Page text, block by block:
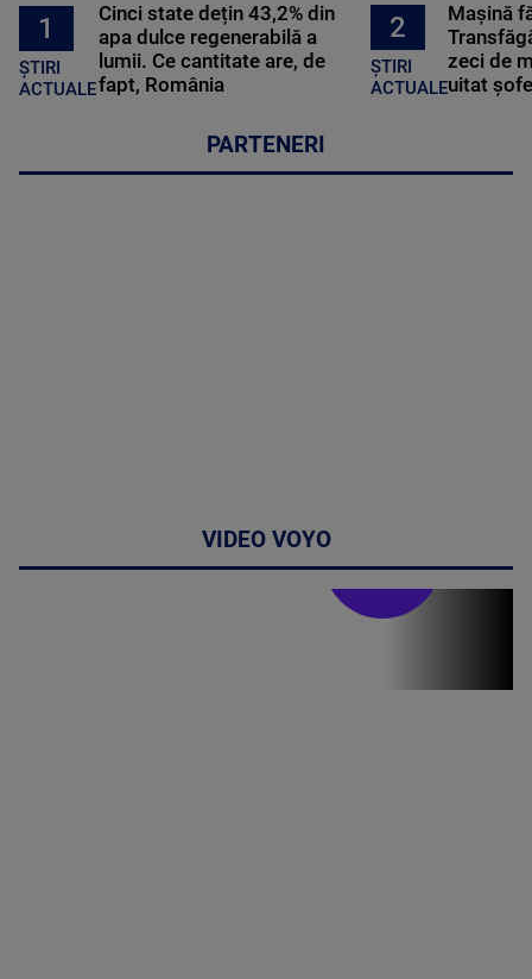
1
ȘTIRI
ACTUALE
Cinci state dețin 43,2% din
apa dulce regenerabilă a
lumii. Ce cantitate are, de
fapt, România
2
ȘTIRI
ACTUALE
Mașină
zeci de
uitat
PARTENERI
VIDEO VOYO